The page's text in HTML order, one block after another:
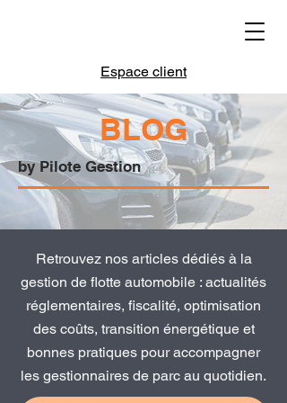
Espace client
BLOG
by Pilote Gestion
Retrouvez nos articles dédiés à la
gestion de flotte automobile : actualités
réglementaires, fiscalité, optimisation
des coûts, transition énergétique et
bonnes pratiques pour accompagner
les gestionnaires de parc au quotidien.